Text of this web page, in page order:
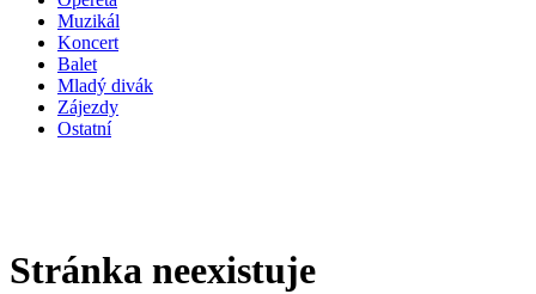
Muzikál
Koncert
Balet
Mladý divák
Zájezdy
Ostatní
Stránka neexistuje